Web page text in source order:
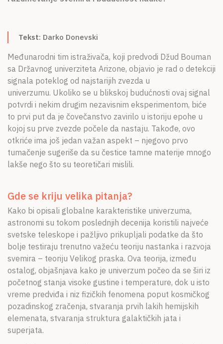
CPN
ЋИР
Tekst: Darko Donevski
Međunarodni tim istraživača, koji predvodi Džud Bouman
sa Državnog univerziteta Arizone, objavio je rad o detekciji
signala poteklog od najstarijih zvezda u
univerzumu. Ukoliko se u blikskoj budućnosti ovaj signal
potvrdi i nekim drugim nezavisnim eksperimentom, biće
to prvi put da je čovečanstvo zavirilo u istoriju epohe u
kojoj su prve zvezde počele da nastaju. Takođe, ovo
otkriće ima još jedan važan aspekt – njegovo prvo
tumačenje sugeriše da su čestice tamne materije mnogo
lakše nego što su teoretičari mislili.
Gde se kriju velika pitanja?
Kako bi opisali globalne karakteristike univerzuma,
astronomi su tokom poslednjih decenija koristili najveće
svetske teleskope i pažljivo prikupljali podatke da što
bolje testiraju trenutno važeću teoriju nastanka i razvoja
svemira – teoriju Velikog praska. Ova teorija, između
ostalog, objašnjava kako je univerzum počeo da se širi iz
početnog stanja visoke gustine i temperature, dok u isto
vreme predviđa i niz fizičkih fenomena poput kosmičkog
pozadinskog zračenja, stvaranja prvih lakih hemijskih
elemenata, stvaranja struktura galaktičkih jata i
superjata.